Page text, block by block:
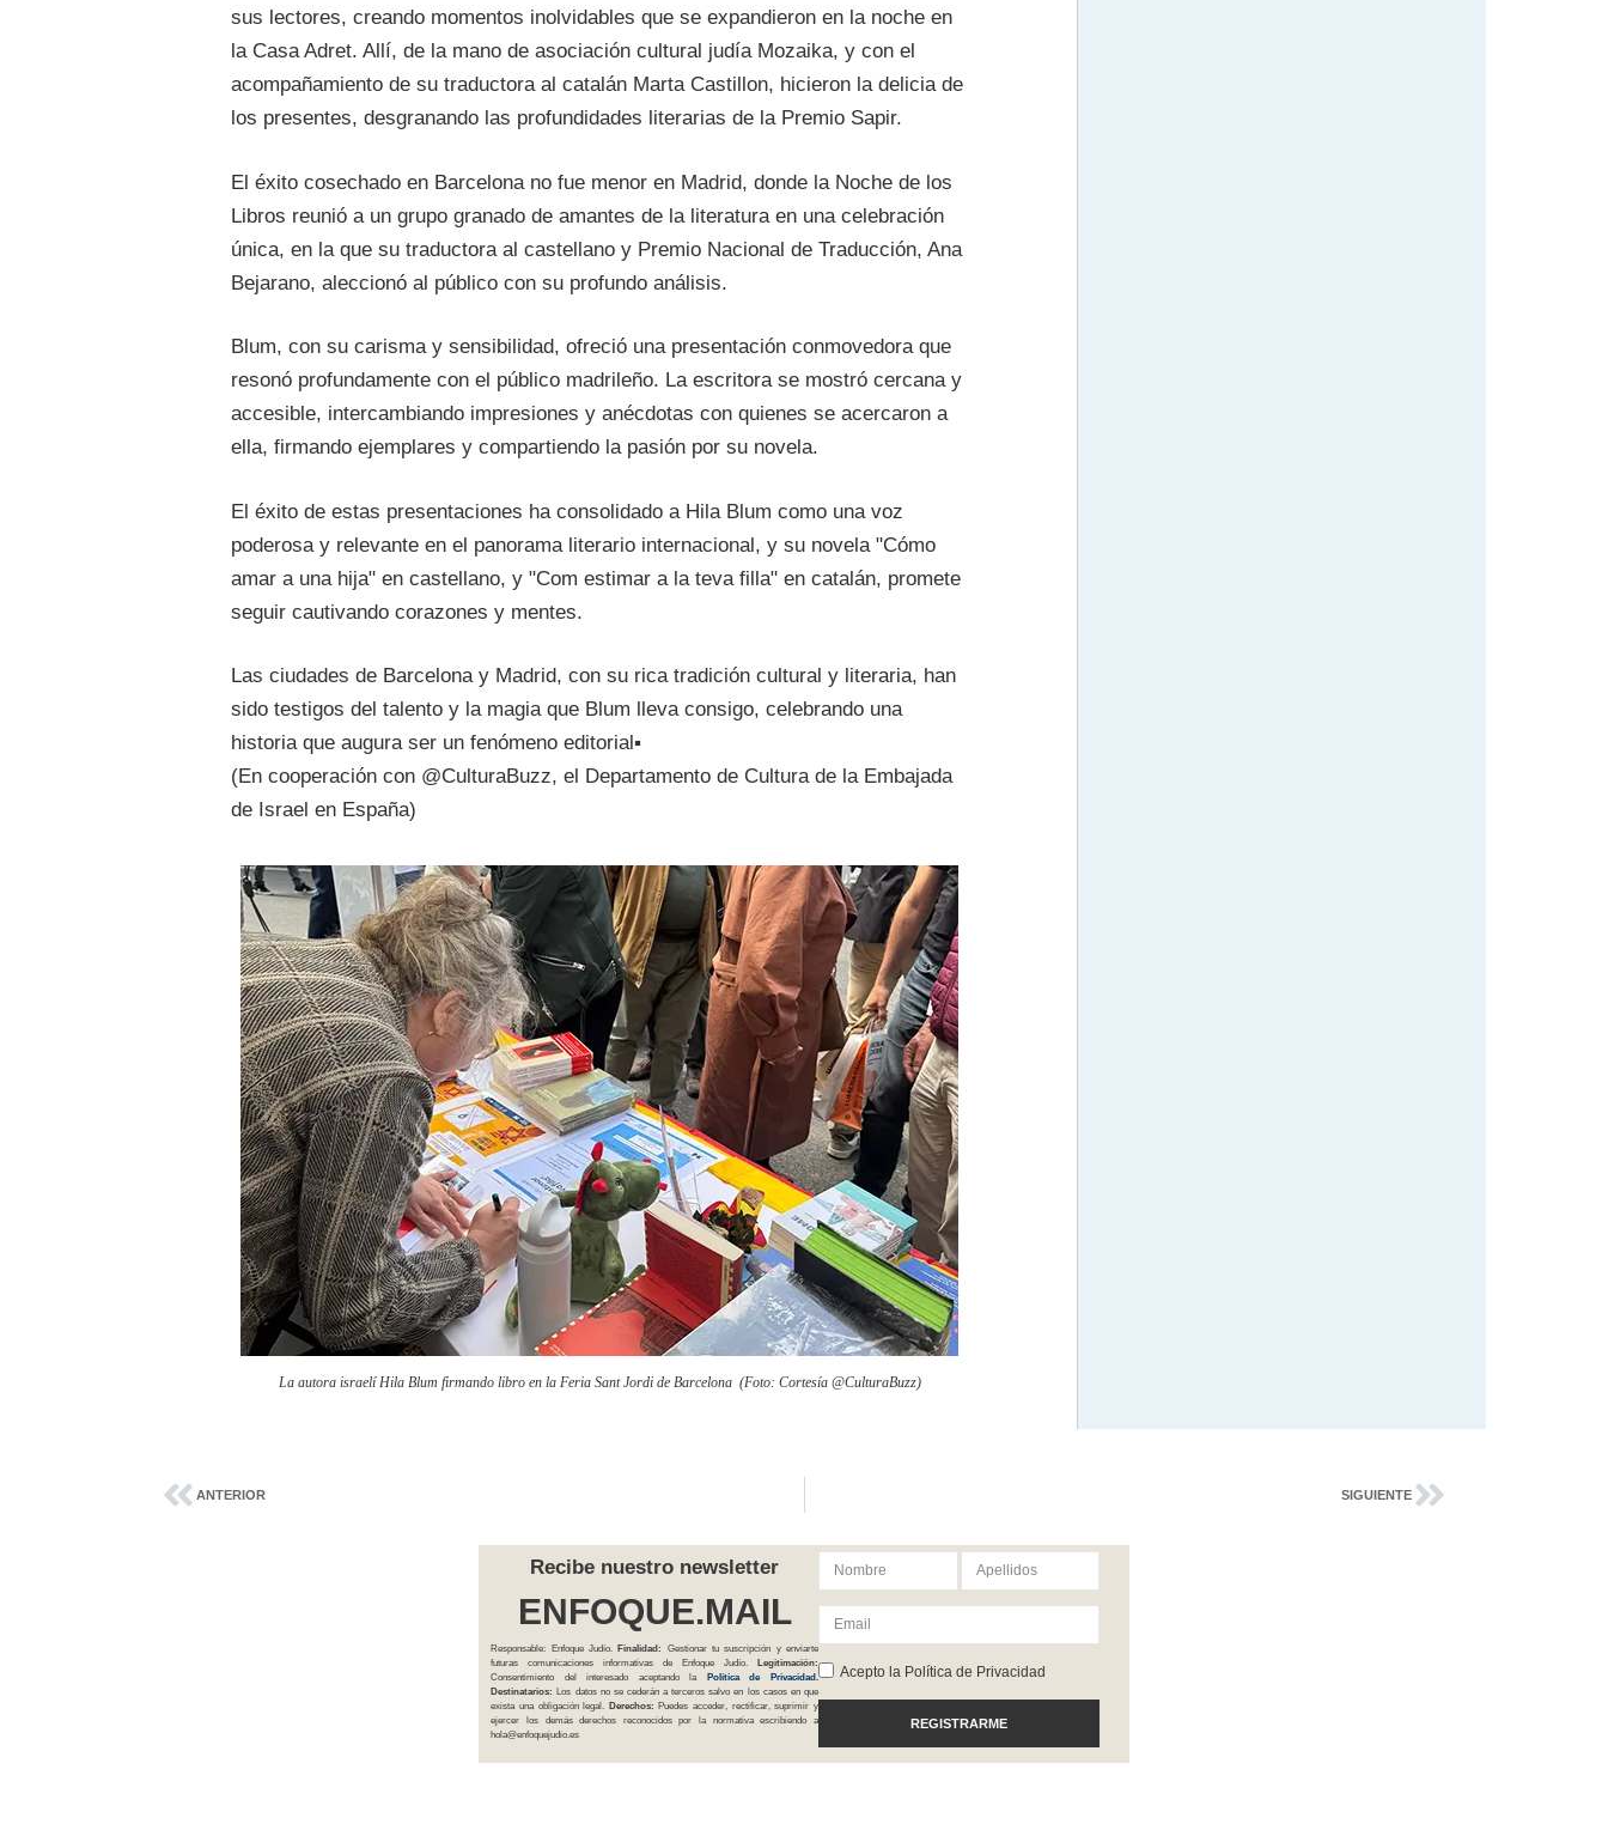
sus lectores, creando momentos inolvidables que se expandieron en la noche en
la Casa Adret. Allí, de la mano de asociación cultural judía Mozaika, y con el
acompañamiento de su traductora al catalán Marta Castillon, hicieron la delicia de
los presentes, desgranando las profundidades literarias de la Premio Sapir.
El éxito cosechado en Barcelona no fue menor en Madrid, donde la Noche de los
Libros reunió a un grupo granado de amantes de la literatura en una celebración
única, en la que su traductora al castellano y Premio Nacional de Traducción, Ana
Bejarano, aleccionó al público con su profundo análisis.
Blum, con su carisma y sensibilidad, ofreció una presentación conmovedora que
resonó profundamente con el público madrileño. La escritora se mostró cercana y
accesible, intercambiando impresiones y anécdotas con quienes se acercaron a
ella, firmando ejemplares y compartiendo la pasión por su novela.
El éxito de estas presentaciones ha consolidado a Hila Blum como una voz
poderosa y relevante en el panorama literario internacional, y su novela "Cómo
amar a una hija" en castellano, y "Com estimar a la teva filla" en catalán, promete
seguir cautivando corazones y mentes.
Las ciudades de Barcelona y Madrid, con su rica tradición cultural y literaria, han
sido testigos del talento y la magia que Blum lleva consigo, celebrando una
historia que augura ser un fenómeno editorial▪
(En cooperación con @CulturaBuzz, el Departamento de Cultura de la Embajada
de Israel en España)
La autora israelí Hila Blum firmando libro en la Feria Sant Jordi de Barcelona (Foto: Cortesía @CulturaBuzz)
ANTERIOR SIGUIENTE
Recibe nuestro newsletter
ENFOQUE.MAIL
Responsable: Enfoque Judío.Finalidad:
Gestionar tu suscripción y enviarte
futuras comunicaciones informativas de Enfoque Judío. Legitimación:
Consentimiento del interesado aceptando la
Políticade Privacidad .
Destinatarios: Los datos no se cederán a terceros salvo en los casos en que
exista una obligación legal. Derechos:Puedes acceder, rectificar, suprimir y
ejercer los demás derechos reconocidos por la normativa escribiendo a
hola@enfoquejudio.es
Acepto la Política de Privacidad
REGISTRARME